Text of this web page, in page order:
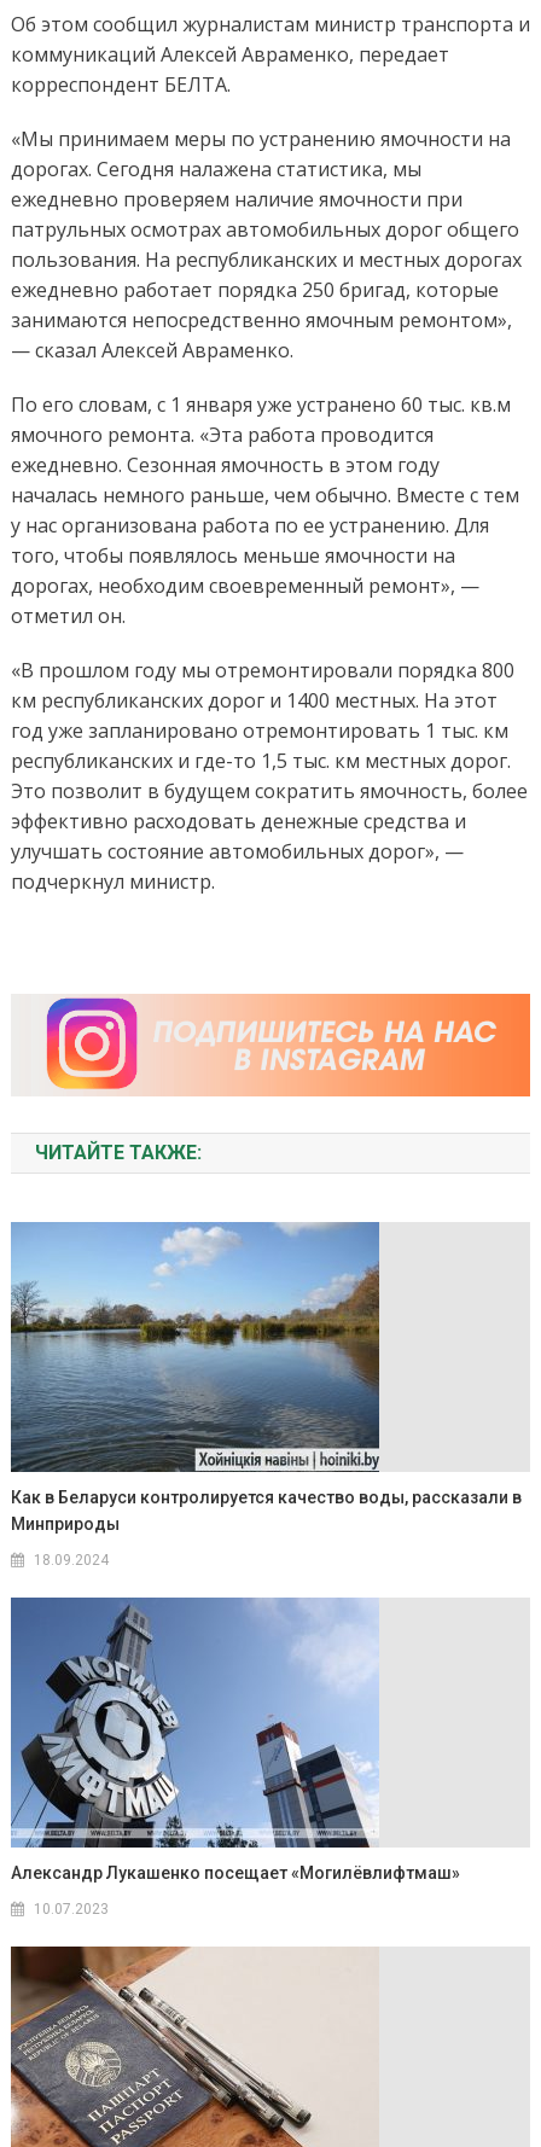
Об этом сообщил журналистам министр транспорта и
коммуникаций Алексей Авраменко, передает
корреспондент БЕЛТА.
«Мы принимаем меры по устранению ямочности на
дорогах. Сегодня налажена статистика, мы
ежедневно проверяем наличие ямочности при
патрульных осмотрах автомобильных дорог общего
пользования. На республиканских и местных дорогах
ежедневно работает порядка 250 бригад, которые
занимаются непосредственно ямочным ремонтом»,
— сказал Алексей Авраменко.
По его словам, с 1 января уже устранено 60 тыс. кв.м
ямочного ремонта. «Эта работа проводится
ежедневно. Сезонная ямочность в этом году
началась немного раньше, чем обычно. Вместе с тем
у нас организована работа по ее устранению. Для
того, чтобы появлялось меньше ямочности на
дорогах, необходим своевременный ремонт», —
отметил он.
«В прошлом году мы отремонтировали порядка 800
км республиканских дорог и 1400 местных. На этот
год уже запланировано отремонтировать 1 тыс. км
республиканских и где-то 1,5 тыс. км местных дорог.
Это позволит в будущем сократить ямочность, более
эффективно расходовать денежные средства и
улучшать состояние автомобильных дорог», —
подчеркнул министр.
ЧИТАЙТЕ ТАКЖЕ:
Как в Беларуси контролируется качество воды, рассказали в
Минприроды
18.09.2024
Александр Лукашенко посещает «Могилёвлифтмаш»
10.07.2023